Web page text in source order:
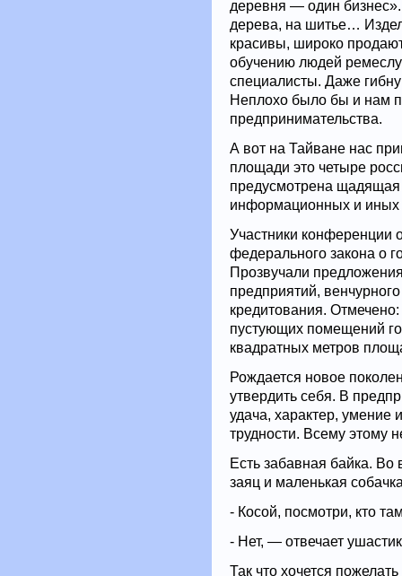
деревня — один бизнес».
дерева, на шитье…
красивы, широко
обучению людей
специалисты. Даже
Неплохо было бы и нам
предпринимательства.
А вот на Тайване нас
площади это четыре
предусмотрена щадящая
информационных и иных
Участники конференции
федерального закона о
Прозвучали
предприятий,
кредитования.
пустующих помещений
квадратных метров
Рождается новое
утвердить себя. В
удача, характер, умение
трудности. Всему этому
Есть забавная байка.
заяц и маленькая
- Косой, посмотри, кто
- Нет, — отвечает
Так что хочется